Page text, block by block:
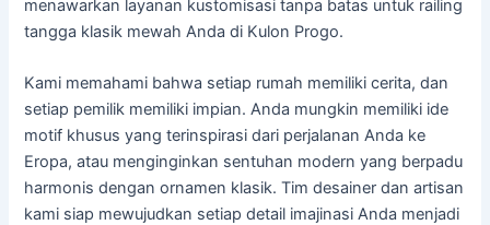
menawarkan layanan kustomisasi tanpa batas untuk railing
tangga klasik mewah Anda di Kulon Progo.
Kami memahami bahwa setiap rumah memiliki cerita, dan
setiap pemilik memiliki impian. Anda mungkin memiliki ide
motif khusus yang terinspirasi dari perjalanan Anda ke
Eropa, atau menginginkan sentuhan modern yang berpadu
harmonis dengan ornamen klasik. Tim desainer dan artisan
kami siap mewujudkan setiap detail imajinasi Anda menjadi